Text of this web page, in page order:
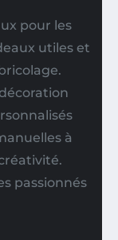
pour les
utiles et
à
passionnés